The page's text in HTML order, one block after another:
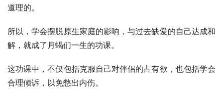
道理的。
所以，学会摆脱原生家庭的影响，与过去缺爱的自己达成和
解，就成了月蝎们一生的功课。
这功课中，不仅包括克服自己对伴侣的占有欲，也包括学会
合理倾诉，以免憋出内伤。